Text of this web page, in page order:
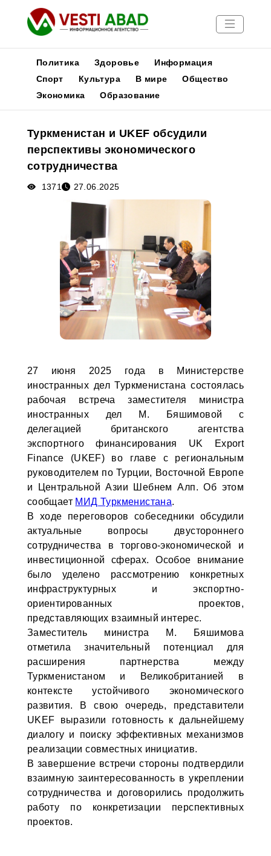
Новости
Медиа
Афиша
Политика Здоровье
Информация
Спорт
Культура В мире
Общество
Экономика
Образование
Туркменистан и UKEF обсудили
перспективы экономического
сотрудничества
1371 27.06.2025
27 июня 2025 года в Министерстве
иностранных дел Туркменистана состоялась
рабочая встреча заместителя министра
иностранных дел М. Бяшимовой с
делегацией британского агентства
экспортного финансирования UK Export
Finance (UKEF) во главе с региональным
руководителем по Турции, Восточной Европе
и Центральной Азии Шебнем Алп. Об этом
сообщает МИД Туркменистана.
В ходе переговоров собеседники обсудили
актуальные вопросы двустороннего
сотрудничества в торгово-экономической и
инвестиционной сферах. Особое внимание
было уделено рассмотрению конкретных
инфраструктурных и экспортно-
ориентированных проектов,
представляющих взаимный интерес.
Заместитель министра М. Бяшимова
отметила значительный потенциал для
расширения партнерства между
Туркменистаном и Великобританией в
контексте устойчивого экономического
развития. В свою очередь, представители
UKEF выразили готовность к дальнейшему
диалогу и поиску эффективных механизмов
реализации совместных инициатив.
В завершение встречи стороны подтвердили
взаимную заинтересованность в укреплении
сотрудничества и договорились продолжить
работу по конкретизации перспективных
проектов.